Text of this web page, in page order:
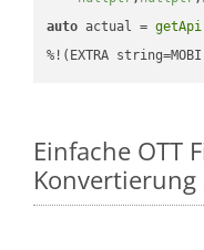
auto actual = getApi
%!(EXTRA
Einfache OTT
Konvertierung